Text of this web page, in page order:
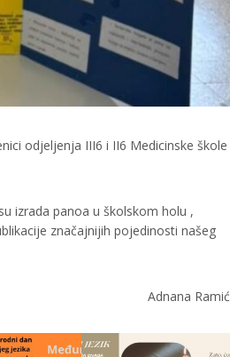
odjeljenja III6 i II6 Medicinske škole
izrada panoa u školskom holu ,
značajnijih pojedinosti našeg
Adnana Ramić